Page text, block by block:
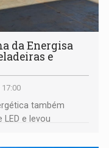
da Energisa
e
também
e levou